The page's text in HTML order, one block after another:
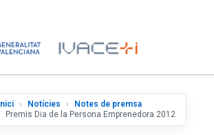
Inici Notícies
Notes de premsa
Premis Dia de la Persona Emprenedora 2012